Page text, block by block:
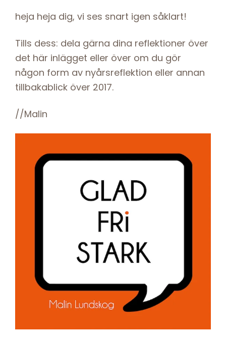
heja heja dig, vi ses snart igen såklart!
Tills dess: dela gärna dina reflektioner över
det här inlägget eller över om du gör
någon form av nyårsreflektion eller annan
tillbakablick över 2017.
//Malin